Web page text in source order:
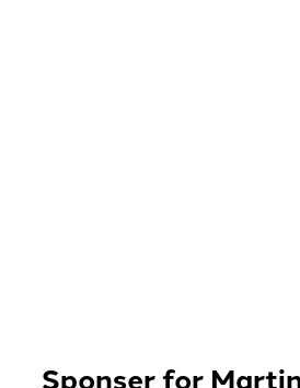
Sponser for